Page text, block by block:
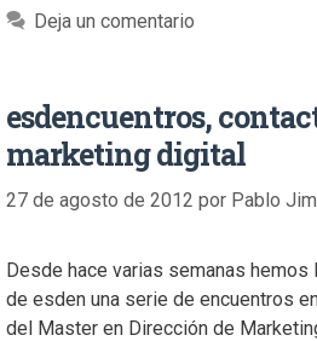
Deja un comentario
esdencuentros,
marketing digital
27 de agosto de 2012 por Pablo
Desde hace varias semanas hemos
de esden una serie de encuentros
del Master en Dirección de